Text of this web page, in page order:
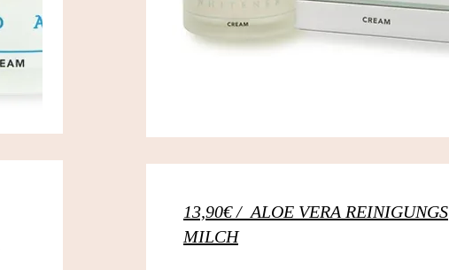
13,90€ / ALOE VERA REINIGUNGS
MILCH